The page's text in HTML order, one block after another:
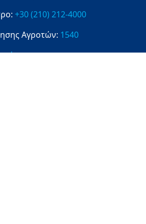
+30 (210) 212-4000
Αγροτών: 1540